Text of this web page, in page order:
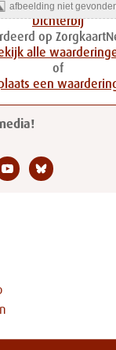
Dichterbij
op
alle
of
een